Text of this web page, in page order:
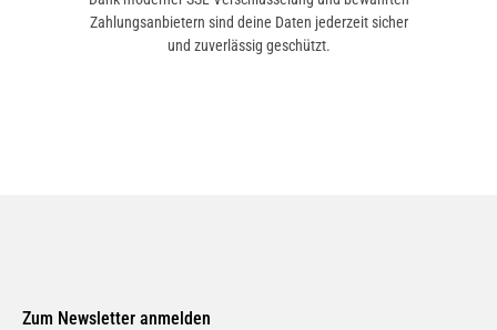
Zahlungsanbietern sind deine Daten jederzeit sicher
und zuverlässig geschützt.
Zum Newsletter anmelden